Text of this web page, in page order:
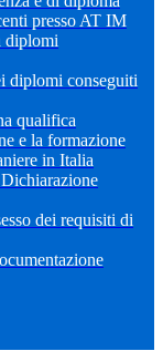
presso AT IM
diplomi
diplomi conseguiti
qualifica
e la formazione
in Italia
dei requisiti di